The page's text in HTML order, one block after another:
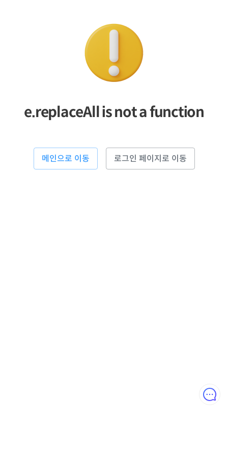
e.replaceAll is not a function
메인으로 이동 로그인 페이지로 이동